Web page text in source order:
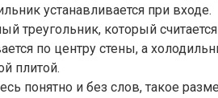
устанавливается при входе.
треугольник, который
по центру стены, а
плитой.
понятно и без слов, такое